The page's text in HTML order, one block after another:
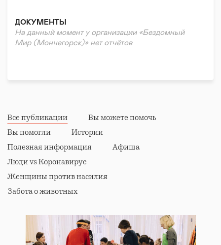
ДОКУМЕНТЫ
На данный момент у организации «Бездомный
Мир (Мончегорск)» нет отчётов
Все публикации
Вы можете помочь
Вы помогли
Истории
Полезная информация
Афиша
Люди vs Коронавирус
Женщины против насилия
Забота о животных